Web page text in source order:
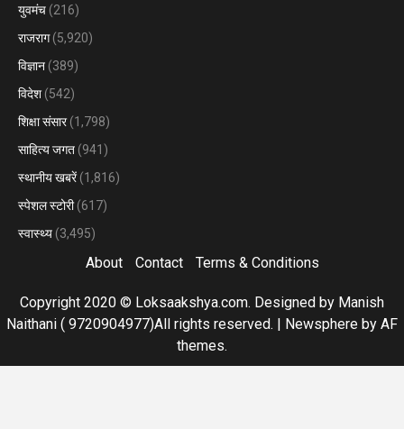
युवमंच (216)
राजराग(5,920)
विज्ञान (389)
विदेश (542)
शिक्षा संसार(1,798)
साहित्य जगत (941)
स्थानीय खबरें(1,816)
स्पेशल स्टोरी(617)
स्वास्थ्य (3,495)
About Contact Terms & Conditions
Copyright 2020 © Loksaakshya.com. Designed by Manish
Naithani ( 9720904977)All rights reserved. | Newsphere by AF
themes.